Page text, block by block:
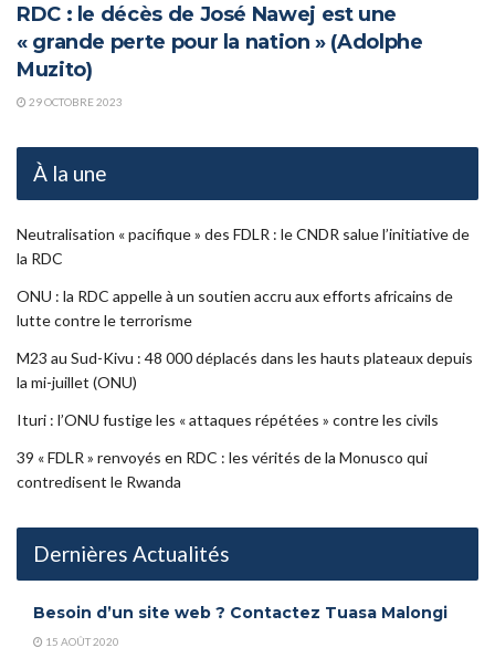
RDC : le décès de José Nawej est une
« grande perte pour la nation » (Adolphe
Muzito)
29 OCTOBRE 2023
À la une
Neutralisation « pacifique » des FDLR : le CNDR salue l’initiative de
la RDC
ONU : la RDC appelle à un soutien accru aux efforts africains de
lutte contre le terrorisme
M23 au Sud-Kivu : 48 000 déplacés dans les hauts plateaux depuis
la mi-juillet (ONU)
Ituri : l’ONU fustige les « attaques répétées » contre les civils
39 « FDLR » renvoyés en RDC : les vérités de la Monusco qui
contredisent le Rwanda
Dernières Actualités
Besoin d’un site web ? Contactez Tuasa Malongi
15 AOÛT 2020